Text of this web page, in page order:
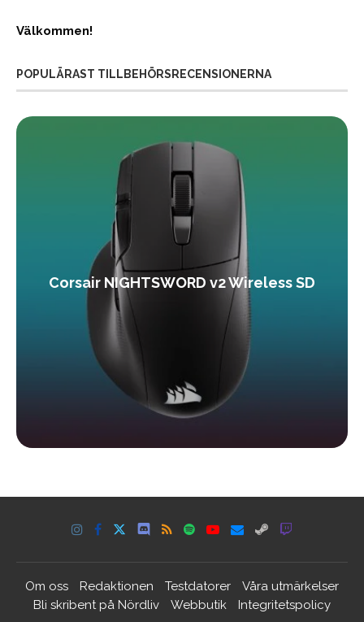
Välkommen!
POPULÄRAST TILLBEHÖRSRECENSIONERNA
Corsair NIGHTSWORD v2 Wireless SD
Om oss Redaktionen Testdatorer
Våra utmärkelser
Bli skribent på Nördliv
Webbutik Integritetspolicy